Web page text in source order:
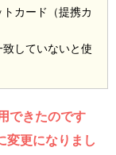
カード（提携カ
していないと使
できたのです
変更になりまし